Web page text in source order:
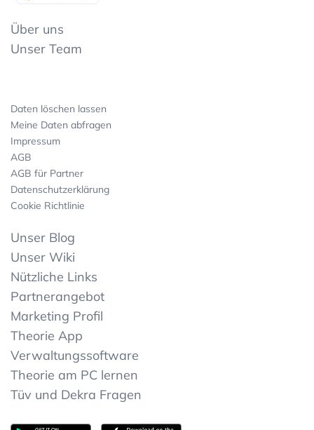
Über uns
Unser Team
Daten löschen lassen
Meine Daten abfragen
Impressum
AGB
AGB für Partner
Datenschutzerklärung
Cookie Richtlinie
Unser Blog
Unser Wiki
Nützliche Links
Partnerangebot
Marketing Profil
Theorie App
Verwaltungssoftware
Theorie am PC lernen
Tüv und Dekra Fragen